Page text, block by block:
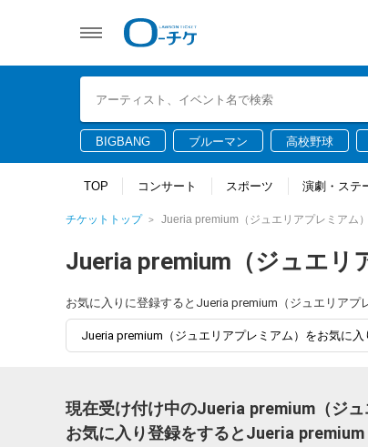
BIGBANG ブルーマン 高校野球
TOP コンサート スポーツ 演劇・ステ
チケットトップ Jueria premium（ジュエリアプレミアム）
Jueria premium（ジュエリ
お気に入りに登録するとJueria premium（ジュエリアプ
Jueria premium（ジュエリアプレミアム）をお気に入
現在受け付け中のJueria premium（ジュ
お気に入り登録をするとJueria